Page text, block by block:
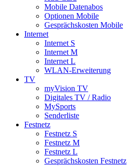
Mobile Datenabos
Optionen Mobile
Gesprächskosten Mobile
Internet
Internet S
Internet M
Internet L
WLAN-Erweiterung
TV
myVision TV
Digitales TV / Radio
MySports
Senderliste
Festnetz
Festnetz S
Festnetz M
Festnetz L
Gesprächskosten Festnetz